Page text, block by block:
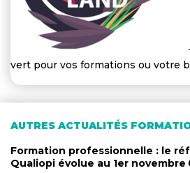
vert pour vos formations ou votre
AUTRES ACTUALITÉS
Formation professionnelle : le
Qualiopi évolue au 1er novembre